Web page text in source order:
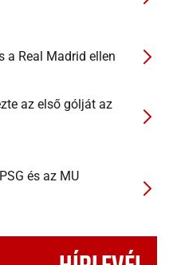
a Real Madrid ellen
az első gólját az
és az MU